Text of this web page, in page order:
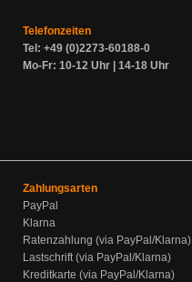
Telefonzeiten
Tel: +49 (0)2273-60188-0
Mo-Fr: 10-12 Uhr | 14-18 Uhr
Zahlungsarten
PayPal
Klarna
Ratenzahlung (via PayPal/Klarna)
Lastschrift (via PayPal/Klarna)
Kreditkarte (via PayPal/Klarna)